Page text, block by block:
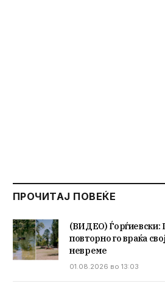
ПРОЧИТАЈ ПОВЕЌЕ
(ВИДЕО) Ѓорѓиевски:
повторно го враќа
невреме
01.08.2026 во 13:03